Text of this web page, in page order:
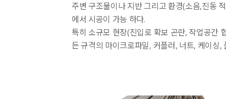
주변 구조물이나 지반 그리고 환경(소음,진동
에서 시공이 가능 하다.
특히 소규모 현장(진입로 확보 곤란, 작업공간
든 규격의 마이크로파일, 커플러, 너트, 케이싱